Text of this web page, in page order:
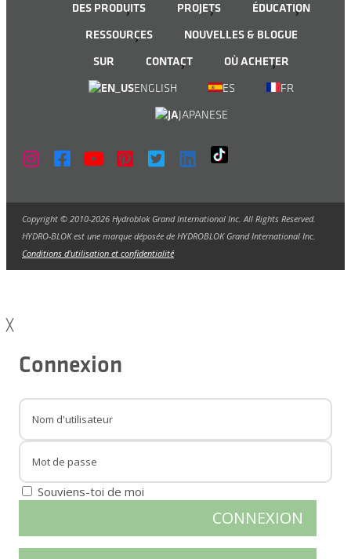
DES PRODUITS PROJETS
ÉDUCATION
RESSOURCES
NOUVELLES & BLOGUE
SUR
CONTACT
OÙ ACHETER
ENGLISH
ES
FR
JAPANESE
Copyright © 2010-2026 Hydroblok Grand International Inc. All Rights Reserved.
HYDRO-BLOK est une marque déposée de HYDROBLOK Grand International Inc.
Conditions d'utilisation et confidentialité
╳
Connexion
Souviens-toi de moi